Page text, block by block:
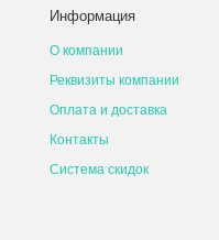
Информация
О компании
Реквизиты компании
Оплата и доставка
Контакты
Система скидок